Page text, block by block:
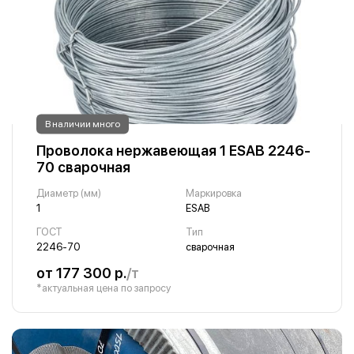
В наличии много
Проволока нержавеющая 1 ESAB 2246-
70 сварочная
Диаметр (мм)
1
Маркировка
ESAB
ГОСТ
2246-70
Тип
сварочная
от 177 300 р./т
*актуальная цена по запросу